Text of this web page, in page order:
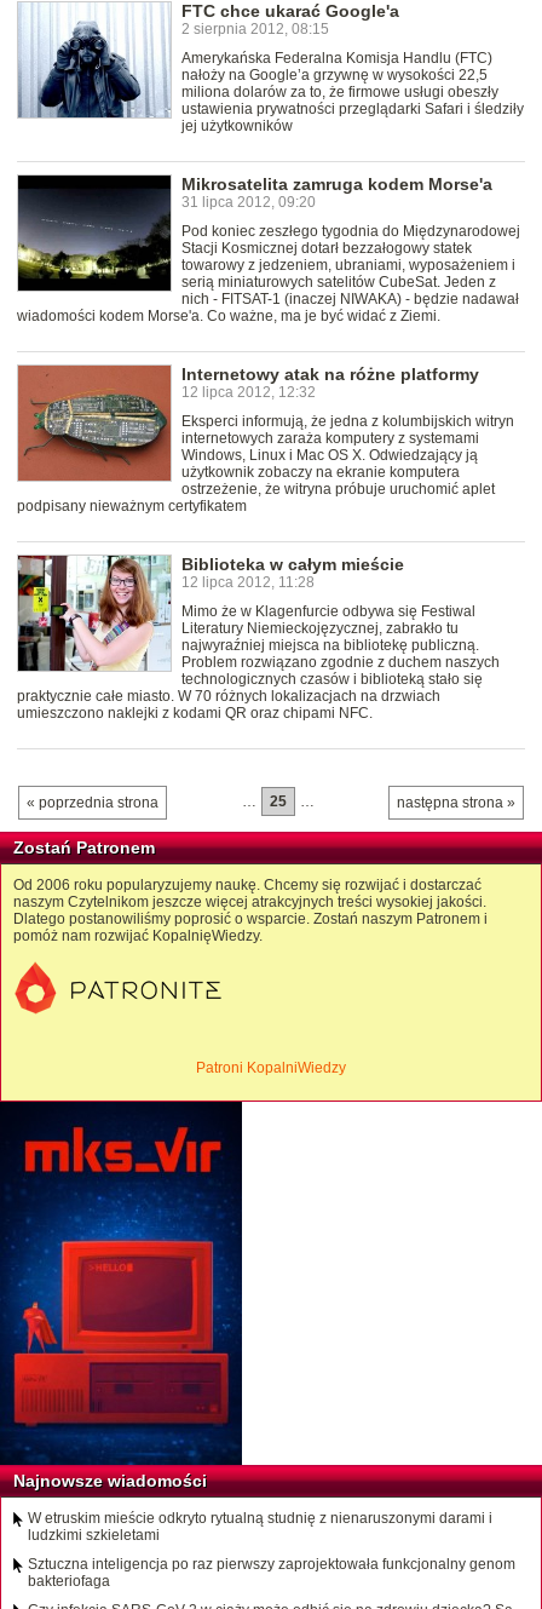
FTC chce ukarać Google'a
2 sierpnia 2012, 08:15
Amerykańska Federalna Komisja Handlu (FTC)
nałoży na Google’a grzywnę w wysokości 22,5
miliona dolarów za to, że firmowe usługi obeszły
ustawienia prywatności przeglądarki Safari i śledziły
jej użytkowników
Mikrosatelita zamruga kodem Morse'a
31 lipca 2012, 09:20
Pod koniec zeszłego tygodnia do Międzynarodowej
Stacji Kosmicznej dotarł bezzałogowy statek
towarowy z jedzeniem, ubraniami, wyposażeniem i
serią miniaturowych satelitów CubeSat. Jeden z
nich - FITSAT-1 (inaczej NIWAKA) - będzie nadawał
wiadomości kodem Morse'a. Co ważne, ma je być widać z Ziemi.
Internetowy atak na różne platformy
12 lipca 2012, 12:32
Eksperci informują, że jedna z kolumbijskich witryn
internetowych zaraża komputery z systemami
Windows, Linux i Mac OS X. Odwiedzający ją
użytkownik zobaczy na ekranie komputera
ostrzeżenie, że witryna próbuje uruchomić aplet
podpisany nieważnym certyfikatem
Biblioteka w całym mieście
12 lipca 2012, 11:28
Mimo że w Klagenfurcie odbywa się Festiwal
Literatury Niemieckojęzycznej, zabrakło tu
najwyraźniej miejsca na bibliotekę publiczną.
Problem rozwiązano zgodnie z duchem naszych
technologicznych czasów i biblioteką stało się
praktycznie całe miasto. W 70 różnych lokalizacjach na drzwiach
umieszczono naklejki z kodami QR oraz chipami NFC.
« poprzednia strona następna strona »
… 25 …
Zostań Patronem
Od 2006 roku popularyzujemy naukę. Chcemy się rozwijać i dostarczać
naszym Czytelnikom jeszcze więcej atrakcyjnych treści wysokiej jakości.
Dlatego postanowiliśmy poprosić o wsparcie. Zostań naszym Patronem i
pomóż nam rozwijać KopalnięWiedzy.
Patroni KopalniWiedzy
Najnowsze wiadomości
W etruskim mieście odkryto rytualną studnię z nienaruszonymi darami i
ludzkimi szkieletami
Sztuczna inteligencja po raz pierwszy zaprojektowała funkcjonalny genom
bakteriofaga